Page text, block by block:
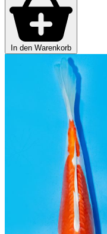
In den Warenkorb